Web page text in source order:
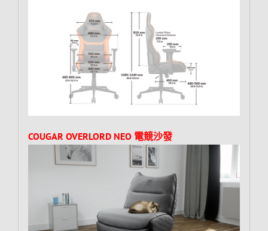
COUGAR OVERLORD NEO 電競沙發